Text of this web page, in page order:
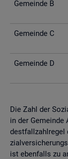
Ge­mein­de B
Ge­mein­de C
Ge­mein­de D
Die Zahl der
in der
dest­fall­zahl­re­gel
ist eben­falls zu